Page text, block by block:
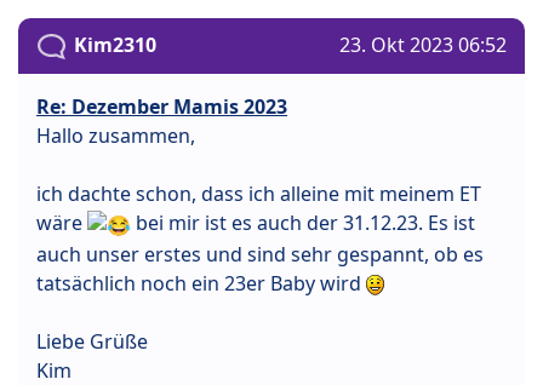
Kim2310 23. Okt 2023 06:52
Re: Dezember Mamis 2023
Hallo zusammen,
ich dachte schon, dass ich alleine mit meinem ET
wäre
bei mir ist es auch der 31.12.23. Es ist
auch unser erstes und sind sehr gespannt, ob es
tatsächlich noch ein 23er Baby wird
Liebe Grüße
Kim